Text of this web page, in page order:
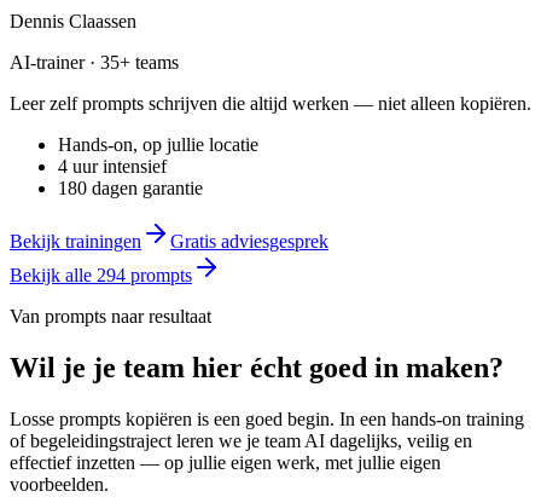
Dennis Claassen
AI-trainer · 35+ teams
Leer zelf prompts schrijven die altijd werken — niet alleen kopiëren.
Hands-on, op jullie locatie
4 uur intensief
180 dagen garantie
Bekijk trainingen
Gratis adviesgesprek
Bekijk alle 294 prompts
Van prompts naar resultaat
Wil je je team hier écht goed in maken?
Losse prompts kopiëren is een goed begin. In een hands-on training
of begeleidingstraject leren we je team AI dagelijks, veilig en
effectief inzetten — op jullie eigen werk, met jullie eigen
voorbeelden.